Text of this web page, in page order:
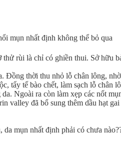
mụn nhất định không thể bỏ qua
rùi là chỉ có ghiền thui. Sở hữu
Đồng thời thu nhỏ lỗ chân lông,
tẩy tế bào chết, làm sạch lỗ chân
Ngoài ra còn làm xẹp các nốt
valley đã bổ sung thêm dầu hạt
mụn nhất định phải có chưa